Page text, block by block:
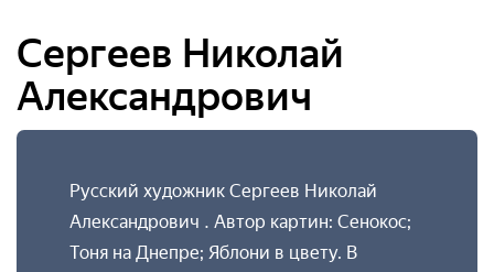
Сергеев Николай
Александрович
Русский художник Сергеев Николай
Александрович . Автор картин: Сенокос;
Тоня на Днепре; Яблони в цвету. В